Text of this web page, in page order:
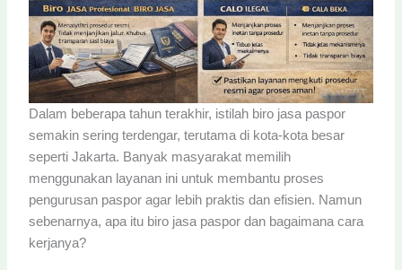
Dalam beberapa tahun terakhir, istilah biro jasa paspor
semakin sering terdengar, terutama di kota-kota besar
seperti Jakarta. Banyak masyarakat memilih
menggunakan layanan ini untuk membantu proses
pengurusan paspor agar lebih praktis dan efisien. Namun
sebenarnya, apa itu biro jasa paspor dan bagaimana cara
kerjanya?